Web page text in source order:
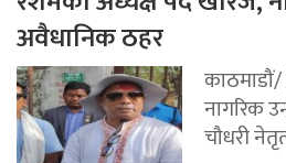
अवैधानिक ठहर
नागरिक
चौधरी